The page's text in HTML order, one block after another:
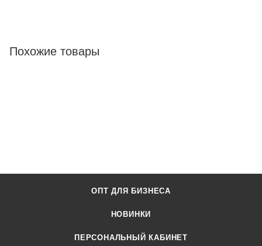
Похожие товары
ОПТ ДЛЯ БИЗНЕСА
НОВИНКИ
ПЕРСОНАЛЬНЫЙ КАБИНЕТ